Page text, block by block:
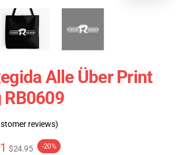
Alle Über Print
RB0609
reviews)
$24.95 -20%